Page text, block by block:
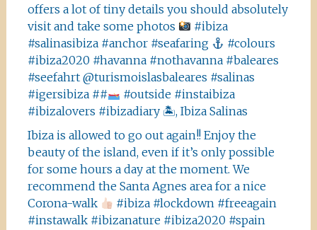
offers a lot of tiny details you should absolutely
visit and take some photos
#ibiza
#salinasibiza #anchor #seafaring
#colours
#ibiza2020 #havanna #nothavanna #baleares
#seefahrt @turismoislasbaleares #salinas
#igersibiza ##
#outside #instaibiza
#ibizalovers #ibizadiary 🏝, Ibiza Salinas
Ibiza is allowed to go out again!! Enjoy the
beauty of the island, even if it’s only possible
for some hours a day at the moment. We
recommend the Santa Agnes area for a nice
Corona-walk
#ibiza #lockdown #freeagain
#instawalk #ibizanature #ibiza2020 #spain